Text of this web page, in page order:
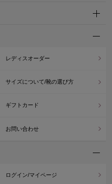
レディスオーダー
サイズについて/靴の選び方
ギフトカード
お問い合わせ
ログイン/マイページ